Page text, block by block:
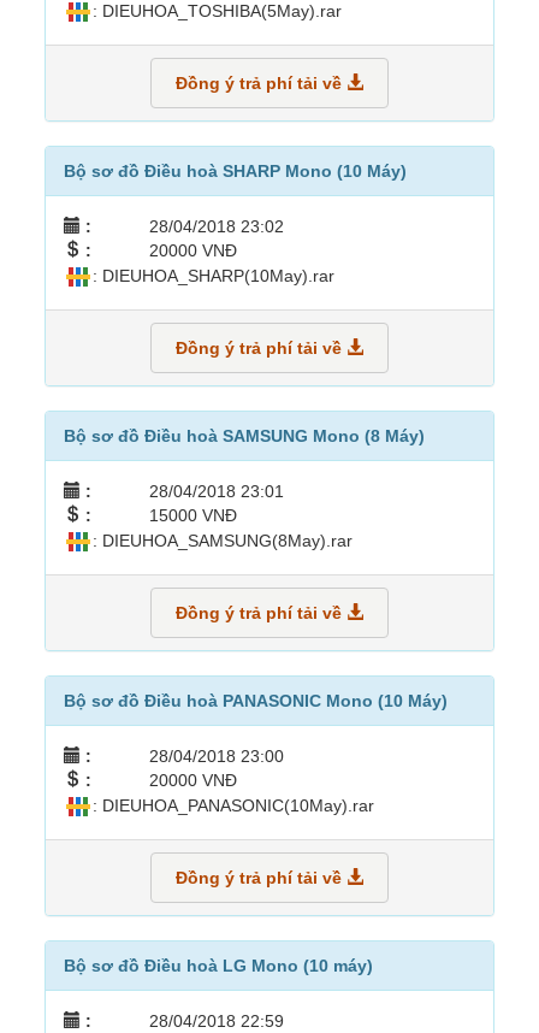
: DIEUHOA_TOSHIBA(5May).rar
Đồng ý trả phí tải về
Bộ sơ đồ Điều hoà SHARP Mono (10 Máy)
: 28/04/2018 23:02
: 20000 VNĐ
: DIEUHOA_SHARP(10May).rar
Đồng ý trả phí tải về
Bộ sơ đồ Điều hoà SAMSUNG Mono (8 Máy)
: 28/04/2018 23:01
: 15000 VNĐ
: DIEUHOA_SAMSUNG(8May).rar
Đồng ý trả phí tải về
Bộ sơ đồ Điều hoà PANASONIC Mono (10 Máy)
: 28/04/2018 23:00
: 20000 VNĐ
: DIEUHOA_PANASONIC(10May).rar
Đồng ý trả phí tải về
Bộ sơ đồ Điều hoà LG Mono (10 máy)
: 28/04/2018 22:59